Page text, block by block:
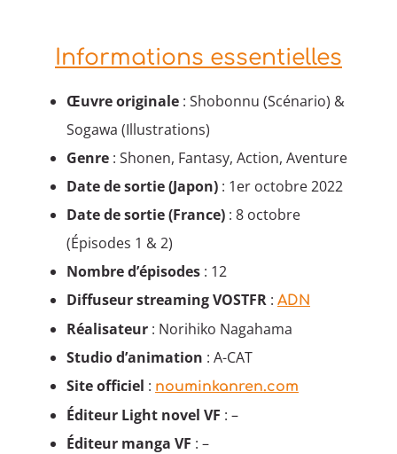
Informations essentielles
Œuvre originale : Shobonnu (Scénario) &
Sogawa (Illustrations)
Genre : Shonen, Fantasy, Action, Aventure
Date de sortie (Japon) : 1er octobre 2022
Date de sortie (France) : 8 octobre
(Épisodes 1 & 2)
Nombre d’épisodes : 12
Diffuseurstreaming VOSTFR : ADN
Réalisateur : Norihiko Nagahama
Studio d’animation : A-CAT
Site officiel : nouminkanren.com
Éditeur Light novel VF : –
Éditeur manga VF : –